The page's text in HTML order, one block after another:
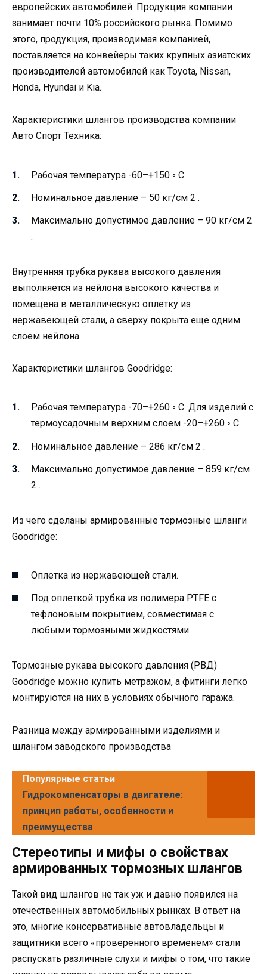
европейских автомобилей. Продукция компании
занимает почти 10% российского рынка. Помимо
этого, продукция, производимая компанией,
поставляется на конвейеры таких крупных азиатских
производителей автомобилей как Toyota, Nissan,
Honda, Hyundai и Kia.
Характеристики шлангов производства компании
Авто Спорт Техника:
Рабочая температура -60–+150 ◦ С.
Номинальное давление – 50 кг/см 2 .
Максимально допустимое давление – 90 кг/см 2
.
Внутренняя трубка рукава высокого давления
выполняется из нейлона высокого качества и
помещена в металлическую оплетку из
нержавеющей стали, а сверху покрыта еще одним
слоем нейлона.
Характеристики шлангов Goodridge:
Рабочая температура -70–+260 ◦ С. Для изделий с
термоусадочным верхним слоем -20–+260 ◦ С.
Номинальное давление – 286 кг/см 2 .
Максимально допустимое давление – 859 кг/см
2 .
Из чего сделаны армированные тормозные шланги
Goodridge:
Оплетка из нержавеющей стали.
Под оплеткой трубка из полимера PTFE с
тефлоновым покрытием, совместимая с
любыми тормозными жидкостями.
Тормозные рукава высокого давления (РВД)
Goodridge можно купить метражом, а фитинги легко
монтируются на них в условиях обычного гаража.
Разница между армированными изделиями и
шлангом заводского производства
Популярные статьи
Гидрокомпенсаторы в двигателе:
принцип работы, особенности и
преимущества
Стереотипы и мифы о свойствах
армированных тормозных шлангов
Такой вид шлангов не так уж и давно появился на
отечественных автомобильных рынках. В ответ на
это, многие консервативные автовладельцы и
защитники всего «проверенного временем» стали
распускать различные слухи и мифы о том, что такие